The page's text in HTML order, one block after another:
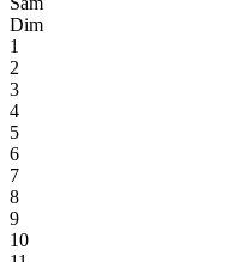
Dim
1
2
3
4
5
6
7
8
9
10